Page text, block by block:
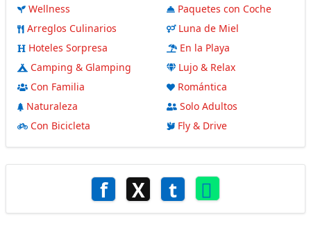
Wellness
Arreglos Culinarios
Hoteles Sorpresa
Camping & Glamping
Con Familia
Naturaleza
Con Bicicleta
Paquetes con Coche
Luna de Miel
En la Playa
Lujo & Relax
Romántica
Solo Adultos
Fly & Drive
f X t